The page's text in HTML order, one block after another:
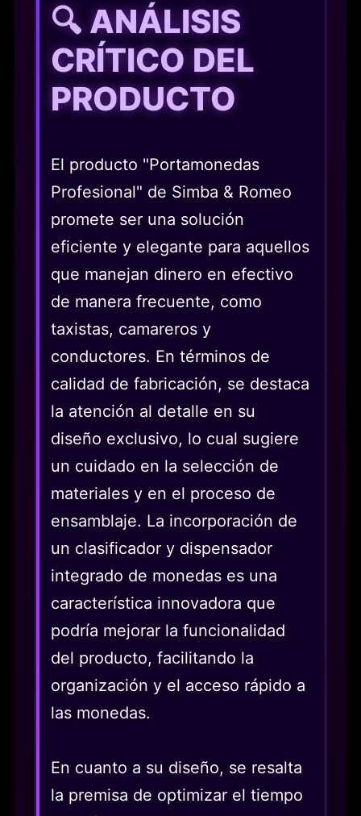
🔍 ANÁLISIS
CRÍTICO DEL
PRODUCTO
El producto "Portamonedas
Profesional" de Simba & Romeo
promete ser una solución
eficiente y elegante para aquellos
que manejan dinero en efectivo
de manera frecuente, como
taxistas, camareros y
conductores. En términos de
calidad de fabricación, se destaca
la atención al detalle en su
diseño exclusivo, lo cual sugiere
un cuidado en la selección de
materiales y en el proceso de
ensamblaje. La incorporación de
un clasificador y dispensador
integrado de monedas es una
característica innovadora que
podría mejorar la funcionalidad
del producto, facilitando la
organización y el acceso rápido a
las monedas.
En cuanto a su diseño, se resalta
la premisa de optimizar el tiempo